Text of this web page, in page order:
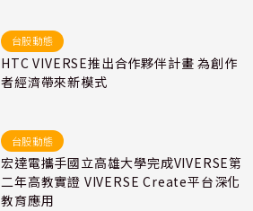
台股動態
HTC VIVERSE推出合作夥伴計畫 為創作
者經濟帶來新模式
台股動態
宏達電攜手國立高雄大學完成VIVERSE第
二年高教實證 VIVERSE Create平台深化
教育應用